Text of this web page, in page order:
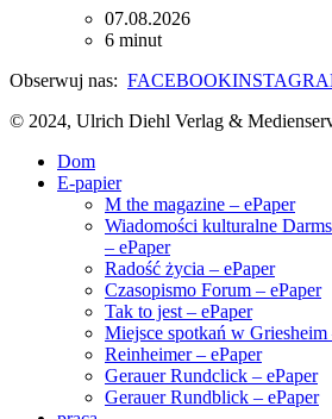
07.08.2026
6 minut
Obserwuj nas: FACEBOOK
© 2024, Ulrich Diehl Verlag &
Dom
E-papier
M the magazine – ePaper
Wiadomości kulturalne
– ePaper
Radość życia – ePaper
Czasopismo Forum – ePaper
Tak to jest – ePaper
Miejsce spotkań w Griesheim
Reinheimer – ePaper
Gerauer Rundclick – ePaper
Gerauer Rundblick – ePaper